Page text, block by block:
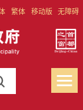
繁体 移动版 无障碍